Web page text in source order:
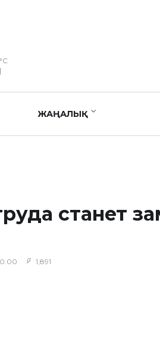
°C
ЖАҢАЛЫҚ
станет
1,891